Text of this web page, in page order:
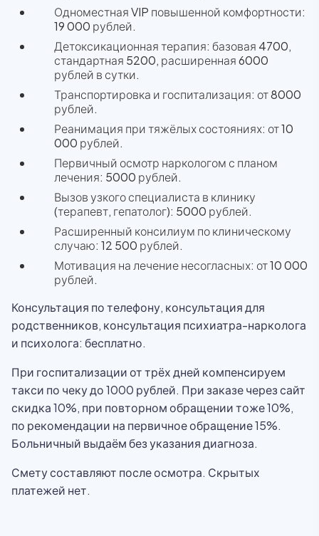
Одноместная VIP повышенной комфортности:
19 000 рублей.
Детоксикационная терапия: базовая 4700,
стандартная 5200, расширенная 6000
рублей в сутки.
Транспортировка и госпитализация: от 8000
рублей.
Реанимация при тяжёлых состояниях: от 10
000 рублей.
Первичный осмотр наркологом с планом
лечения: 5000 рублей.
Вызов узкого специалиста в клинику
(терапевт, гепатолог): 5000 рублей.
Расширенный консилиум по клиническому
случаю: 12 500 рублей.
Мотивация на лечение несогласных: от 10 000
рублей.
Консультация по телефону, консультация для
родственников, консультация психиатра-нарколога
и психолога: бесплатно.
При госпитализации от трёх дней компенсируем
такси по чеку до 1000 рублей. При заказе через сайт
скидка 10%, при повторном обращении тоже 10%,
по рекомендации на первичное обращение 15%.
Больничный выдаём без указания диагноза.
Смету составляют после осмотра. Скрытых
платежей нет.